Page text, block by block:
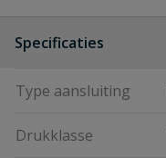
Specificaties
Type aansluiting
Drukklasse